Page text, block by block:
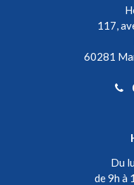
117,
60281
Du
de 9h à